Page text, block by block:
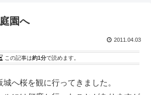
園へ
2011.04.03
この記事は約1分で読めます。
へ桜を観に行ってきました。